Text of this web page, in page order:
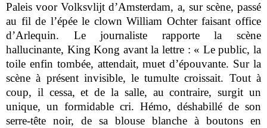
Paleis voor Volksvlijt d’Amsterdam, a, sur scène, passé
au fil de l’épée le clown William Ochter faisant office
d’Arlequin. Le journaliste rapporte la scène
hallucinante, King Kong avant la lettre : « Le public, la
toile enfin tombée, attendait, muet d’épouvante. Sur la
scène à présent invisible, le tumulte croissait. Tout à
coup, il cessa, et de la salle, au contraire, surgit un
unique, un formidable cri. Hémo, déshabillé de son
serre-tête noir, de sa blouse blanche à boutons en